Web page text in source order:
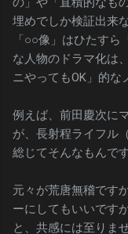
埋めでしか検証出来
「○○像」はひたす
な人物のドラマ化は
ニやってもOK」的な
例えば、前田慶次に
が、長射程ライフル
総じてそんなもんで
元々が荒唐無稽です
ーにしてもいいです
と、共感には至りま